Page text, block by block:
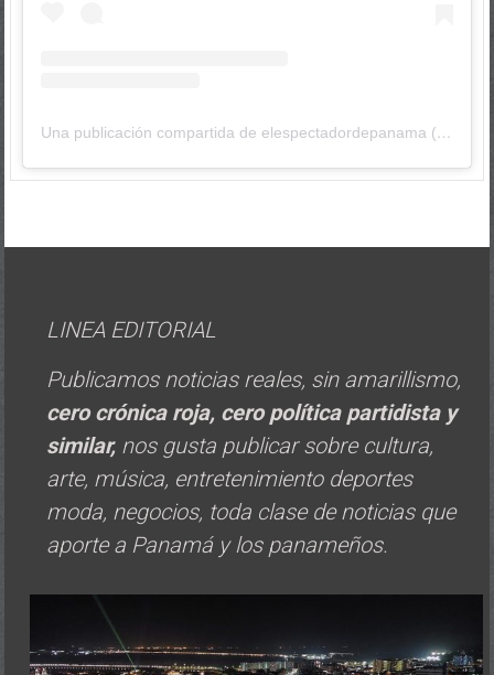
Una publicación compartida de elespectadordepanama (@elespectadordepanama)
LINEA EDITORIAL
Publicamos noticias reales, sin amarillismo,
cero crónica roja, cero política partidista y
similar, nos gusta publicar sobre cultura,
arte, música, entretenimiento deportes
moda, negocios, toda clase de noticias que
aporte a Panamá y los panameños.